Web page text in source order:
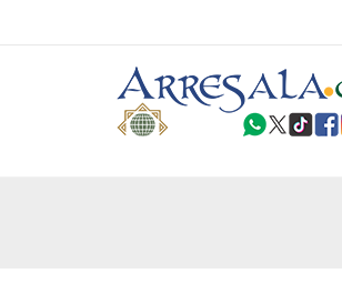
3 DE JULHO DE 2014
Centro Islâmico no
Relações